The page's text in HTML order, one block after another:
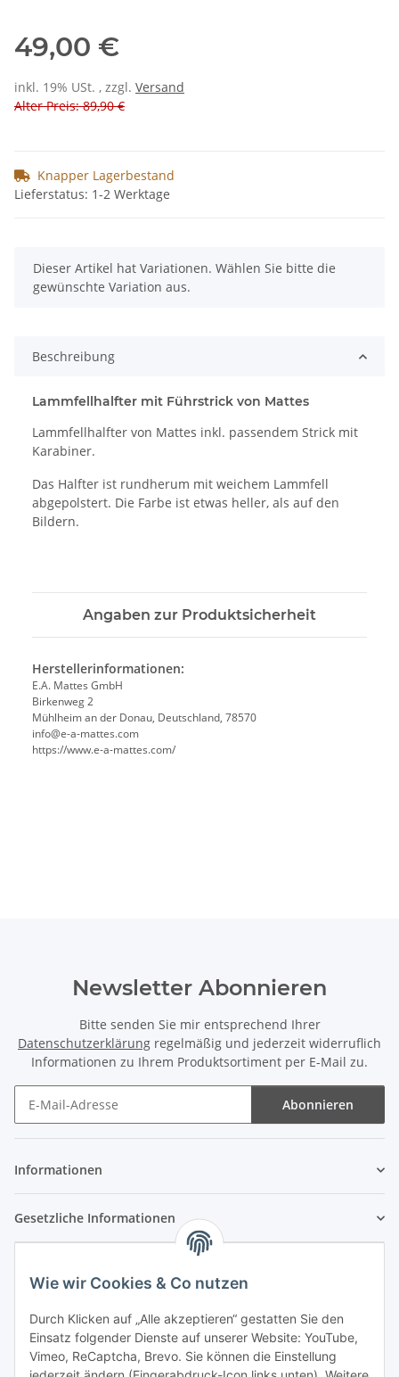
Wie wir Cookies & Co nutzen
Durch Klicken auf „Alle akzeptieren“ gestatten Sie den
Einsatz folgender Dienste auf unserer Website: YouTube,
Vimeo, ReCaptcha, Brevo. Sie können die Einstellung
49,00 €
inkl. 19% USt. , zzgl. Versand
Alter Preis: 89,90 €
Knapper Lagerbestand
Lieferstatus: 1-2 Werktage
x
Dieser Artikel hat Variationen. Wählen Sie bitte die
gewünschte Variation aus.
Beschreibung
Lammfellhalfter mit Führstrick von Mattes
Lammfellhalfter von Mattes inkl. passendem Strick mit
Karabiner.
Das Halfter ist rundherum mit weichem Lammfell
abgepolstert. Die Farbe ist etwas heller, als auf den
Bildern.
Angaben zur Produktsicherheit
Herstellerinformationen:
E.A. Mattes GmbH
Birkenweg 2
Mühlheim an der Donau, Deutschland, 78570
info@e-a-mattes.com
https://www.e-a-mattes.com/
Newsletter Abonnieren
Bitte senden Sie mir entsprechend Ihrer
Datenschutzerklärung regelmäßig und jederzeit widerruflich
Informationen zu Ihrem Produktsortiment per E-Mail zu.
Abonnieren
Informationen
Gesetzliche Informationen